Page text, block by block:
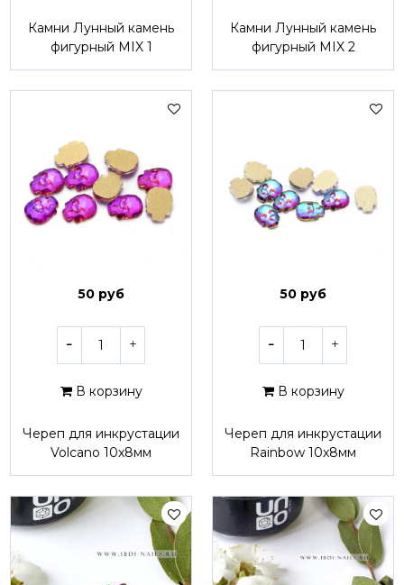
Камни Лунный камень
фигурный MIX 1
Камни Лунный камень
фигурный MIX 2
50 руб
В корзину
Череп для инкрустации
Volcano 10x8мм
50 руб
В корзину
Череп для инкрустации
Rainbow 10x8мм